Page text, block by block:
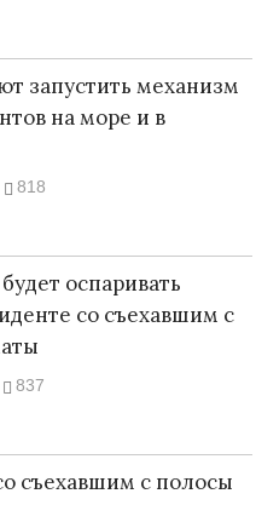
запустить механизм
на море и в
818
оспаривать
со съехавшим с
837
съехавшим с полосы